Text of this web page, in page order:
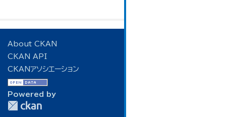
About CKAN
CKAN API
CKANアソシエーション
Powered by